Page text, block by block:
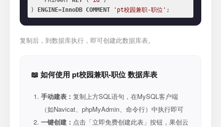
)
ENGINE=InnoDB COMMENT 'pt校园兼职-职位' ;
复制后，到数据库执行，即可创建此数据库表。
📖 如何使用 pt校园兼职-职位 数据库表
手动建表： 复制上方SQL语句，在MySQL客户端
（如Navicat、phpMyAdmin、命令行）中执行即可
一键创建： 点击「立即免费创建此表」按钮，果创云